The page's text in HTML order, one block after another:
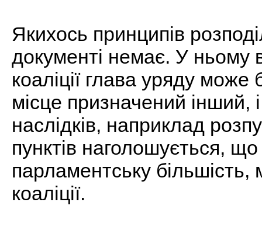
Якихось принципів
документі немає. У ньому
коаліції глава уряду
місце призначений інший,
наслідків, наприклад
пунктів наголошується,
парламентську
коаліції.